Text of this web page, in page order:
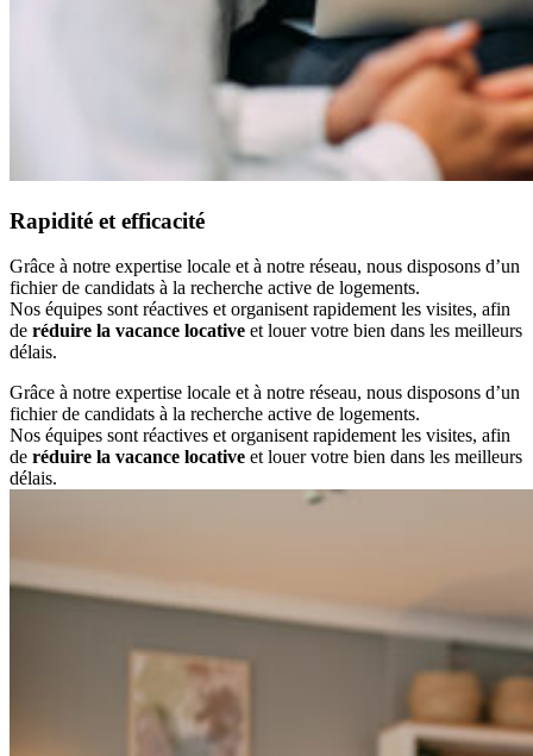
Rapidité et efficacité
Grâce à notre expertise locale et à notre réseau, nous disposons d’un
fichier de candidats à la recherche active de logements.
Nos équipes sont réactives et organisent rapidement les visites, afin
de réduire la vacance locative et louer votre bien dans les meilleurs
délais.
Grâce à notre expertise locale et à notre réseau, nous disposons d’un
fichier de candidats à la recherche active de logements.
Nos équipes sont réactives et organisent rapidement les visites, afin
de réduire la vacance locative et louer votre bien dans les meilleurs
délais.